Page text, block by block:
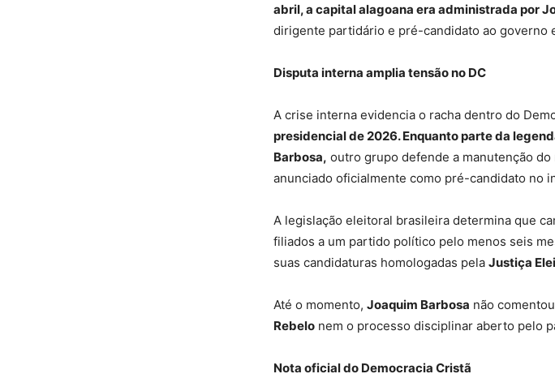
abril, a capital alagoana era administrada por
dirigente partidário e pré-candidato ao governo
Disputa interna amplia tensão no DC
A crise interna evidencia o racha dentro do
presidencial de 2026. Enquanto parte da
Barbosa, outro grupo defende a manutenção
anunciado oficialmente como pré-candidato no
A legislação eleitoral brasileira determina que
filiados a um partido político pelo menos seis
suas candidaturas homologadas pela Justiça
Até o momento, Joaquim Barbosa não
Rebelo nem o processo disciplinar aberto pelo
Nota oficial do Democracia Cristã